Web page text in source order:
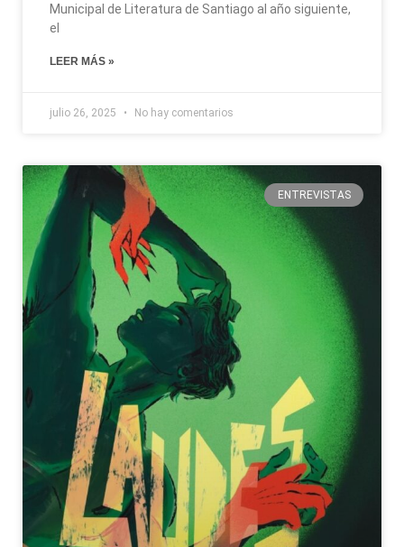
Municipal de Literatura de Santiago al año siguiente,
el
LEER MÁS »
julio 26, 2025 No hay comentarios
ENTREVISTAS